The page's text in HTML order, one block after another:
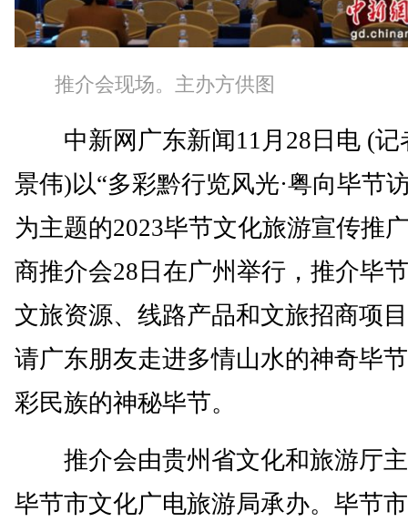
推介会现场。主办方供图
中新网广东新闻11月28日电 (记
景伟)以“多彩黔行览风光·粤向毕节
为主题的2023毕节文化旅游宣传推
商推介会28日在广州举行，推介毕
文旅资源、线路产品和文旅招商项
请广东朋友走进多情山水的神奇毕
彩民族的神秘毕节。
推介会由贵州省文化和旅游厅
毕节市文化广电旅游局承办。毕节